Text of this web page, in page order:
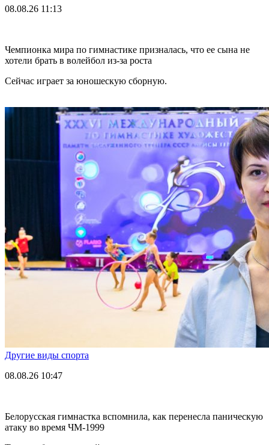
08.08.26 11:13
Чемпионка мира по гимнастике призналась, что ее сына не
хотели брать в волейбол из-за роста
Сейчас играет за юношескую сборную.
Другие виды спорта
08.08.26 10:47
Белорусская гимнастка вспомнила, как перенесла паническую
атаку во время ЧМ-1999